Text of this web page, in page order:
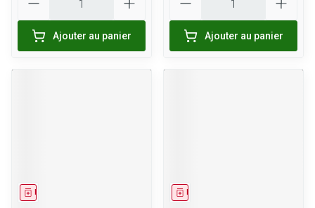
Ajouter au panier Ajouter au panier